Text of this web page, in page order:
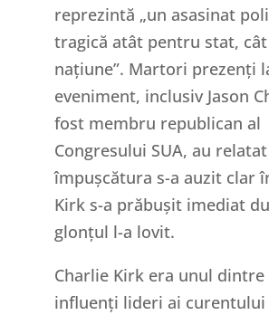
reprezintă „un asasinat
tragică atât pentru stat,
națiune”. Martori prezenți
eveniment, inclusiv Jason
fost membru republican al
Congresului SUA, au
împușcătura s-a auzit clar
Kirk s-a prăbușit imediat
glonțul l-a lovit.
Charlie Kirk era unul dintre
influenți lideri ai curentului